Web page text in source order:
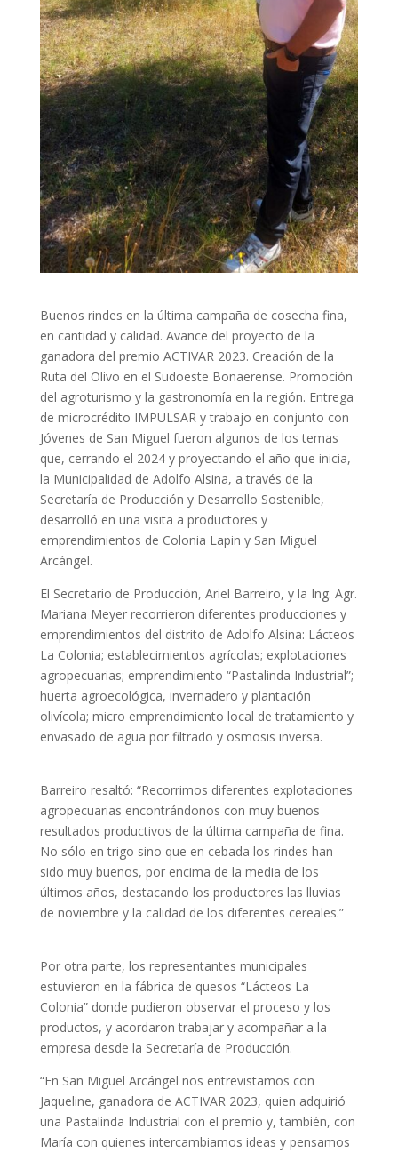
Buenos rindes en la última campaña de cosecha fina,
en cantidad y calidad. Avance del proyecto de la
ganadora del premio ACTIVAR 2023. Creación de la
Ruta del Olivo en el Sudoeste Bonaerense. Promoción
del agroturismo y la gastronomía en la región. Entrega
de microcrédito IMPULSAR y trabajo en conjunto con
Jóvenes de San Miguel fueron algunos de los temas
que, cerrando el 2024 y proyectando el año que inicia,
la Municipalidad de Adolfo Alsina, a través de la
Secretaría de Producción y Desarrollo Sostenible,
desarrolló en una visita a productores y
emprendimientos de Colonia Lapin y San Miguel
Arcángel.
El Secretario de Producción, Ariel Barreiro, y la Ing. Agr.
Mariana Meyer recorrieron diferentes producciones y
emprendimientos del distrito de Adolfo Alsina: Lácteos
La Colonia; establecimientos agrícolas; explotaciones
agropecuarias; emprendimiento “Pastalinda Industrial”;
huerta agroecológica, invernadero y plantación
olivícola; micro emprendimiento local de tratamiento y
envasado de agua por filtrado y osmosis inversa.
Barreiro resaltó: “Recorrimos diferentes explotaciones
agropecuarias encontrándonos con muy buenos
resultados productivos de la última campaña de fina.
No sólo en trigo sino que en cebada los rindes han
sido muy buenos, por encima de la media de los
últimos años, destacando los productores las lluvias
de noviembre y la calidad de los diferentes cereales.”
Por otra parte, los representantes municipales
estuvieron en la fábrica de quesos “Lácteos La
Colonia” donde pudieron observar el proceso y los
productos, y acordaron trabajar y acompañar a la
empresa desde la Secretaría de Producción.
“En San Miguel Arcángel nos entrevistamos con
Jaqueline, ganadora de ACTIVAR 2023, quien adquirió
una Pastalinda Industrial con el premio y, también, con
María con quienes intercambiamos ideas y pensamos